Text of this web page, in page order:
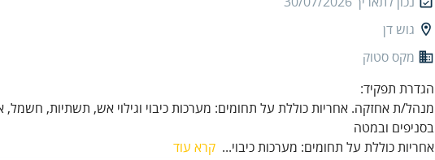
גוש דן
מקס סטוק
בסניפים ובמטה
אחריות כוללת על תחומים: מערכות כיבוי... קרא עוד